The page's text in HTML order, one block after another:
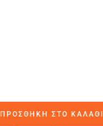
ΠΡΟΣΘΉΚΗ ΣΤΟ ΚΑΛΆΘΙ